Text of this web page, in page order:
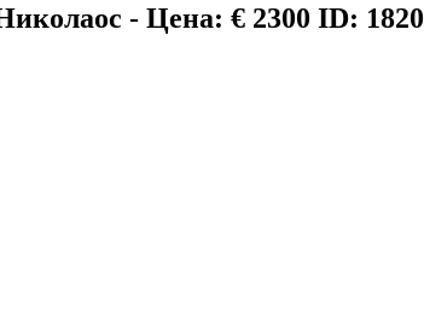
- Цена: € 2300 ID: 1820